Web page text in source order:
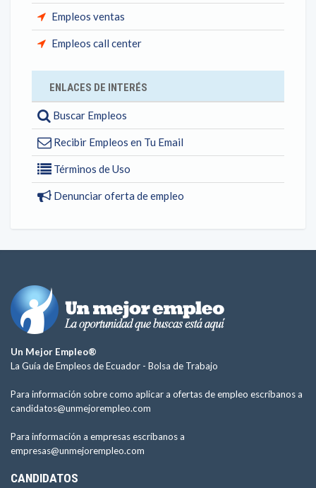
Empleos ventas
Empleos call center
ENLACES DE INTERÉS
Buscar Empleos
Recibir Empleos en Tu Email
Términos de Uso
Denunciar oferta de empleo
Un Mejor Empleo®
La Guía de Empleos de Ecuador - Bolsa de Trabajo
Para información sobre como aplicar a ofertas de empleo escríbanos a
candidatos@unmejorempleo.com
Para información a empresas escríbanos a
empresas@unmejorempleo.com
CANDIDATOS